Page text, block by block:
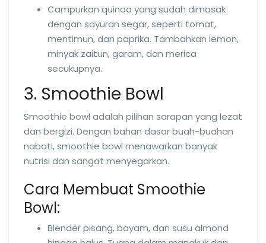
Campurkan quinoa yang sudah dimasak
dengan sayuran segar, seperti tomat,
mentimun, dan paprika. Tambahkan lemon,
minyak zaitun, garam, dan merica
secukupnya.
3. Smoothie Bowl
Smoothie bowl adalah pilihan sarapan yang lezat
dan bergizi. Dengan bahan dasar buah-buahan
nabati, smoothie bowl menawarkan banyak
nutrisi dan sangat menyegarkan.
Cara Membuat Smoothie
Bowl:
Blender pisang, bayam, dan susu almond